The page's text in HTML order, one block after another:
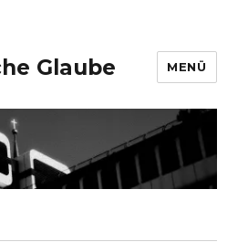
Glaube MENÜ